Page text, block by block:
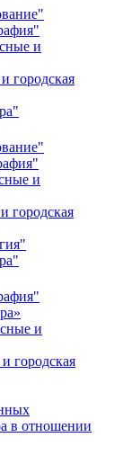
и
городская
и
городская
и
городская
в отношении